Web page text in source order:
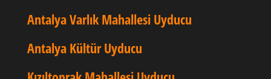
Antalya Varlık Mahallesi Uyducu
Antalya Kültür Uyducu